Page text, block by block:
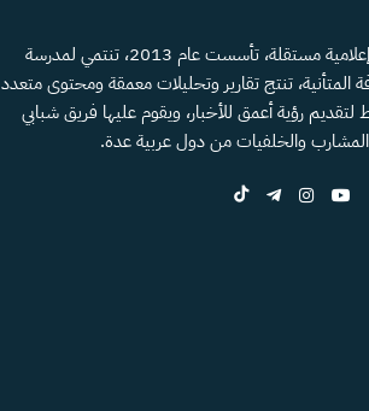
منصة إعلامية مستقلة، تأسست عام 2013، تنتمي لمدرسة
المتأنية، تنتج تقارير وتحليلات معمقة ومحتوى متعدد
لتقديم رؤية أعمق للأخبار، ويقوم عليها فريق شبابي
والخلفيات من دول عربية عدة.